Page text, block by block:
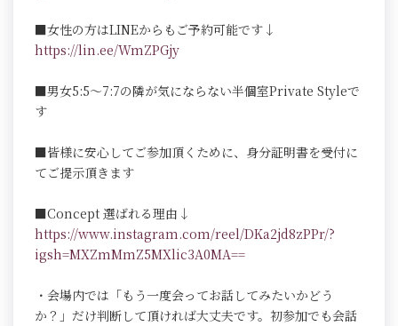
■女性の方はLINEからもご予約可能です↓
https://lin.ee/WmZPGjy
■男女5:5～7:7の隣が気にならない半個室Private Styleで
す
■皆様に安心してご参加頂くために、身分証明書を受付に
てご提示頂きます
■Concept 選ばれる理由↓
https://www.instagram.com/reel/DKa2jd8zPPr/?
igsh=MXZmMmZ5MXlic3A0MA==
・会場内では「もう一度会ってお話してみたいかどう
か？」だけ判断して頂ければ大丈夫です。初参加でも会話